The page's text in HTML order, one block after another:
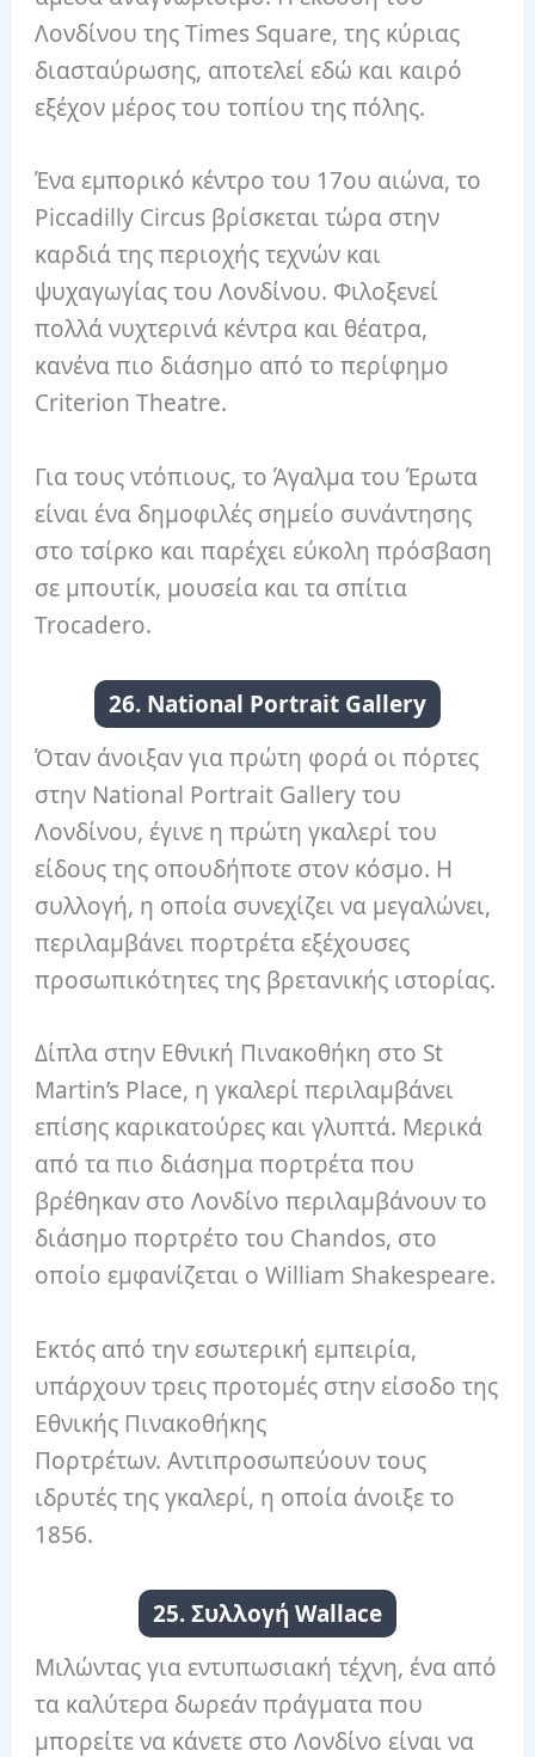
Λονδίνου της Times Square, της κύριας
διασταύρωσης, αποτελεί εδώ και καιρό
εξέχον μέρος του τοπίου της πόλης.
Ένα εμπορικό κέντρο του 17ου αιώνα, το
Piccadilly Circus βρίσκεται τώρα στην
καρδιά της περιοχής τεχνών και
ψυχαγωγίας του Λονδίνου. Φιλοξενεί
πολλά νυχτερινά κέντρα και θέατρα,
κανένα πιο διάσημο από το περίφημο
Criterion Theatre.
Για τους ντόπιους, το Άγαλμα του Έρωτα
είναι ένα δημοφιλές σημείο συνάντησης
στο τσίρκο και παρέχει εύκολη πρόσβαση
σε μπουτίκ, μουσεία και τα σπίτια
Trocadero.
26. National Portrait Gallery
Όταν άνοιξαν για πρώτη φορά οι πόρτες
στην National Portrait Gallery του
Λονδίνου, έγινε η πρώτη γκαλερί του
είδους της οπουδήποτε στον κόσμο. Η
συλλογή, η οποία συνεχίζει να μεγαλώνει,
περιλαμβάνει πορτρέτα εξέχουσες
προσωπικότητες της βρετανικής ιστορίας.
Δίπλα στην Εθνική Πινακοθήκη στο St
Martin’s Place, η γκαλερί περιλαμβάνει
επίσης καρικατούρες και γλυπτά. Μερικά
από τα πιο διάσημα πορτρέτα που
βρέθηκαν στο Λονδίνο περιλαμβάνουν το
διάσημο πορτρέτο του Chandos, στο
οποίο εμφανίζεται ο William Shakespeare.
Εκτός από την εσωτερική εμπειρία,
υπάρχουν τρεις προτομές στην είσοδο της
Εθνικής Πινακοθήκης
Πορτρέτων. Αντιπροσωπεύουν τους
ιδρυτές της γκαλερί, η οποία άνοιξε το
1856.
25. Συλλογή Wallace
Μιλώντας για εντυπωσιακή τέχνη, ένα από
τα καλύτερα δωρεάν πράγματα που
μπορείτε να κάνετε στο Λονδίνο είναι να